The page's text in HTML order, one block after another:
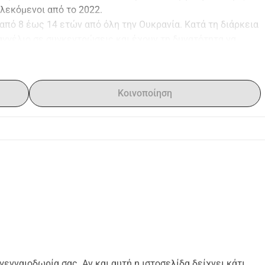
από το 2022.
8 έως 14 ετών από όλη την Ουκρανία. Κατά τη διάρκεια
για αθλήματα και παιχνίδια, μαθήματα αγγλικών και
μια Ουκρανική (παιδική) Βίβλο. Το κόστος είναι 5 ευρώ
αφορά 600 παιδιά. Θα θέλατε να βοηθήσετε δίνοντας
Κοινοποίηση